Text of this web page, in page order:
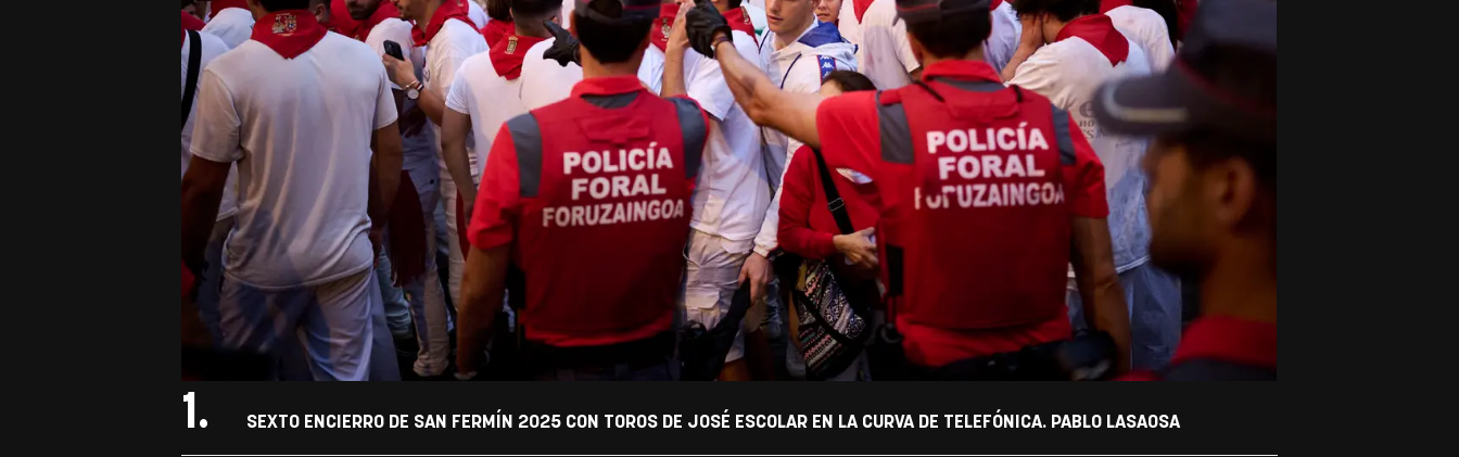
1. SEXTO ENCIERRO DE SAN FERMÍN 2025 CON TOROS DE JOSÉ ESCOLAR EN LA CURVA DE TELEFÓNICA. PABLO LASAOSA